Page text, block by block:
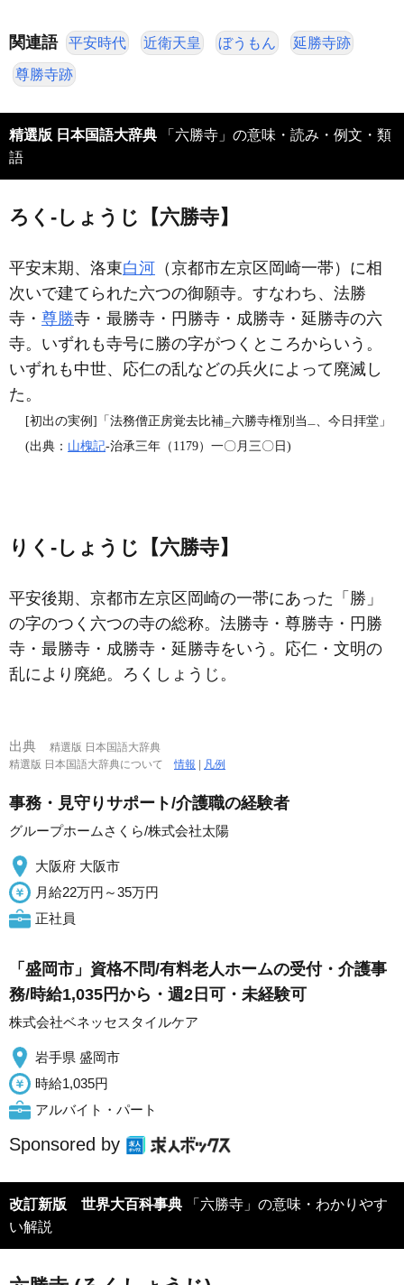
関連語 平安時代 近衛天皇 ぼうもん 延勝寺跡
尊勝寺跡
精選版 日本国語大辞典
語
ろく‐しょうじ【六勝寺】
平安末期、洛東白河 （京都市左京区岡崎一帯）に相
次いで建てられた六つの御願寺。すなわち、法勝
寺・ 尊勝寺・最勝寺・円勝寺・成勝寺・延勝寺の六
寺。いずれも寺号に勝の字がつくところからいう。
いずれも中世、応仁の乱などの兵火によって廃滅し
た。
[初出の実例]「法務僧正房覚去比補二六勝寺権別当 一
、今日拝堂」
(出典： 山槐記‐治承三年（1179）一〇月三〇日)
りく‐しょうじ【六勝寺】
平安後期、京都市左京区岡崎の一帯にあった「勝」
の字のつく六つの寺の総称。法勝寺・尊勝寺・円勝
寺・最勝寺・成勝寺・延勝寺をいう。応仁・文明の
乱により廃絶。ろくしょうじ。
出典
精選版 日本国語大辞典
精選版 日本国語大辞典について情報 凡例
事務・見守りサポート/介護職の経験者
グループホームさくら/株式会社太陽
大阪府 大阪市
月給22万円～35万円
正社員
「盛岡市」資格不問/有料老人ホームの受付・介護事
務/時給1,035円から・週2日可・未経験可
株式会社ベネッセスタイルケア
岩手県 盛岡市
時給1,035円
アルバイト・パート
Sponsored by
改訂新版 世界大百科事典
い解説